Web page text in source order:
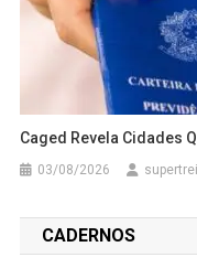
Caged Revela Cidades
03/08/2026
CADERNOS